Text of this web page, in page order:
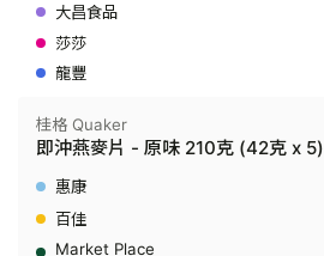
桂格 Quaker
即沖燕麥片 - 原味 210克 (42克 x 5)